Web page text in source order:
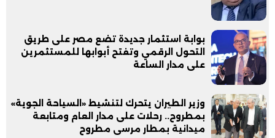
بوابة استثمار جديدة تضع مصر على طريق
التحول الرقمي وتفتح أبوابها للمستثمرين
على مدار الساعة
وزير الطيران يتحرك لتنشيط «السياحة الجوية»
بمطروح.. رحلات على مدار العام ومتابعة
ميدانية بمطار مرسى مطروح